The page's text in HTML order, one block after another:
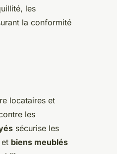
les
la conformité
locataires et
les
sécurise les
et biens meublés